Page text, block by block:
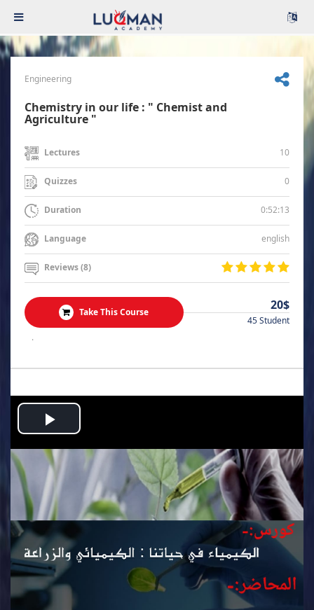
Engineering
Chemistry in our life : " Chemist and
Agriculture "
Lectures 10
Quizzes 0
Duration 0:52:13
Language english
Reviews (8)
Take This Course 20$
45 Student
.
Play
Video